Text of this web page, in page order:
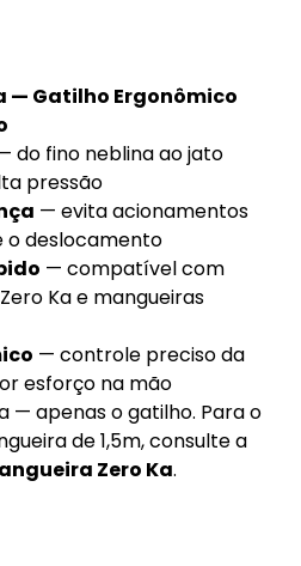
— Gatilho Ergonômico
do fino neblina ao jato
pressão
— evita acionamentos
o deslocamento
— compatível com
Ka e mangueiras
— controle preciso da
esforço na mão
— apenas o gatilho. Para o
de 1,5m, consulte a
Zero Ka.